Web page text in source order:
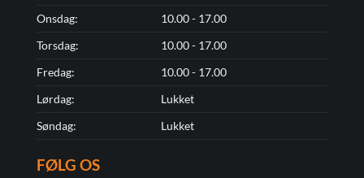
Onsdag:
10.00 - 17.00
Torsdag:
10.00 - 17.00
Fredag:
10.00 - 17.00
Lørdag:
Lukket
Søndag:
Lukket
FØLG OS